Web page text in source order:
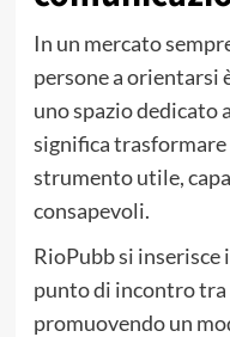
In un mercato
persone a orientarsi
uno spazio dedicato
significa
strumento utile,
consapevoli.
RioPubb si inserisce
punto di incontro tra
promuovendo un